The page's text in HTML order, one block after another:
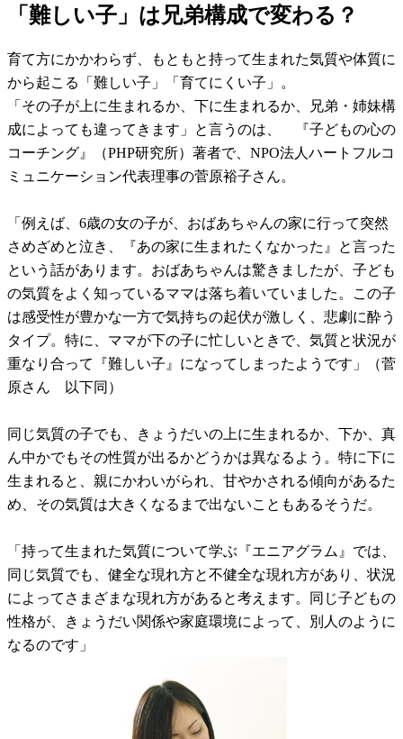
「難しい子」は兄弟構成で変わる？
育て方にかかわらず、もともと持って生まれた気質や体質に
から起こる「難しい子」「育てにくい子」。
「その子が上に生まれるか、下に生まれるか、兄弟・姉妹構
成によっても違ってきます」と言うのは、 『子どもの心の
コーチング』（PHP研究所）著者で、NPO法人ハートフルコ
ミュニケーション代表理事の菅原裕子さん。
「例えば、6歳の女の子が、おばあちゃんの家に行って突然
さめざめと泣き、『あの家に生まれたくなかった』と言った
という話があります。おばあちゃんは驚きましたが、子ども
の気質をよく知っているママは落ち着いていました。この子
は感受性が豊かな一方で気持ちの起伏が激しく、悲劇に酔う
タイプ。特に、ママが下の子に忙しいときで、気質と状況が
重なり合って『難しい子』になってしまったようです」（菅
原さん 以下同）
同じ気質の子でも、きょうだいの上に生まれるか、下か、真
ん中かでもその性質が出るかどうかは異なるよう。特に下に
生まれると、親にかわいがられ、甘やかされる傾向があるた
め、その気質は大きくなるまで出ないこともあるそうだ。
「持って生まれた気質について学ぶ『エニアグラム』では、
同じ気質でも、健全な現れ方と不健全な現れ方があり、状況
によってさまざまな現れ方があると考えます。同じ子どもの
性格が、きょうだい関係や家庭環境によって、別人のように
なるのです」